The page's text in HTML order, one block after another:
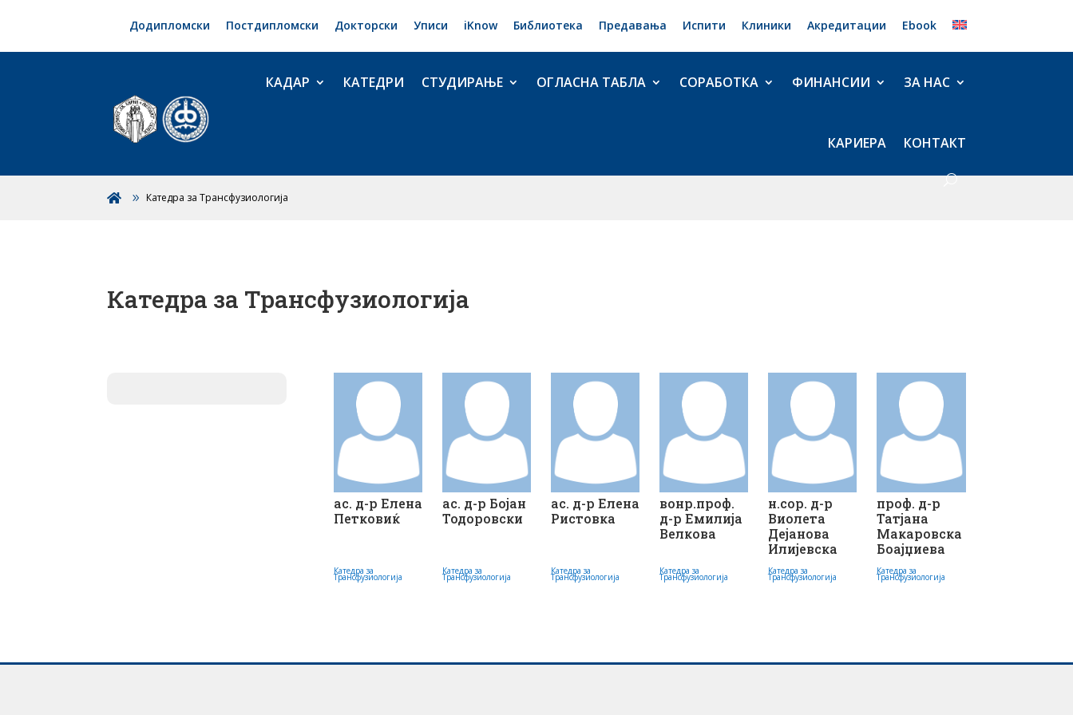
Додипломски Постдипломски Докторски Уписи iKnow Библиотека Предавања Испити Клиники Акредитации Ebook
КАДАР КАТЕДРИ СТУДИРАЊЕ ОГЛАСНА ТАБЛА СОРАБОТКА ФИНАНСИИ ЗА НАС
КАРИЕРА КОНТАКТ
 Катедра за Трансфузиологија
Катедра за Трансфузиологија
ас. д-р Елена
Петковиќ
Катедра за
Трансфузиологија
ас. д-р Бојан
Тодоровски
Катедра за
Трансфузиологија
ас. д-р Елена
Ристовка
Катедра за
Трансфузиологија
вонр.проф.
д-р Емилија
Велкова
Катедра за
Трансфузиологија
н.сор. д-р
Виолета
Дејанова
Илијевска
Катедра за
Трансфузиологија
проф. д-р
Татјана
Макаровска
Боајџиева
Катедра за
Трансфузиологија